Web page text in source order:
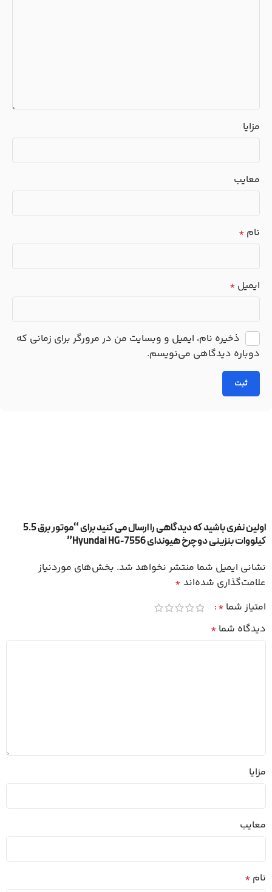
مزایا
معایب
نام *
ایمیل *
ذخیره نام، ایمیل و وبسایت من در مرورگر برای زمانی که
دوباره دیدگاهی می‌نویسم.
اولین نفری باشید که دیدگاهی را ارسال می کنید برای “موتور برق 5.5
کیلووات بنزینی دوچرخ هیوندای Hyundai HG-7556”
نشانی ایمیل شما منتشر نخواهد شد. بخش‌های موردنیاز
علامت‌گذاری شده‌اند *
امتیاز شما *
دیدگاه شما *
مزایا
معایب
نام *